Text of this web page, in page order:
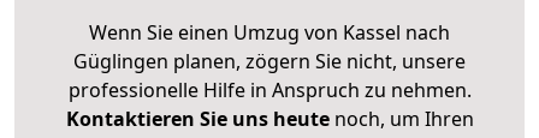
Wenn Sie einen Umzug von Kassel nach
Güglingen planen, zögern Sie nicht, unsere
professionelle Hilfe in Anspruch zu nehmen.
Kontaktieren Sie uns heutenoch, um Ihren